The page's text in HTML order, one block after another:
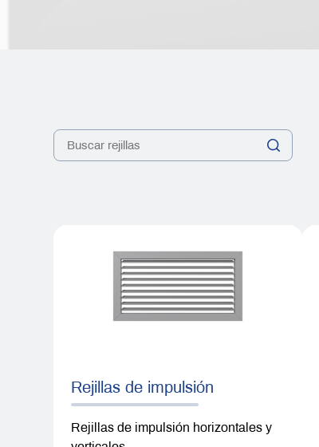
Rejillas de impulsión
Rejillas de impulsión horizontales y